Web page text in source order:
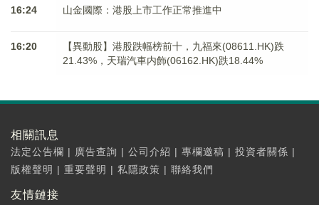
16:24 山金國際：港股上市工作正常推進中
16:20
【異動股】港股跌幅榜前十，九福來(08611.HK)跌
21.43%，天瑞汽車内飾(06162.HK)跌18.44%
相關訊息
法定公告欄 | 廣告查詢 | 公司介紹 | 專欄邀稿 | 投資者關係 |
版權聲明 | 重要聲明 | 私隱政策 | 聯絡我們
友情鏈接